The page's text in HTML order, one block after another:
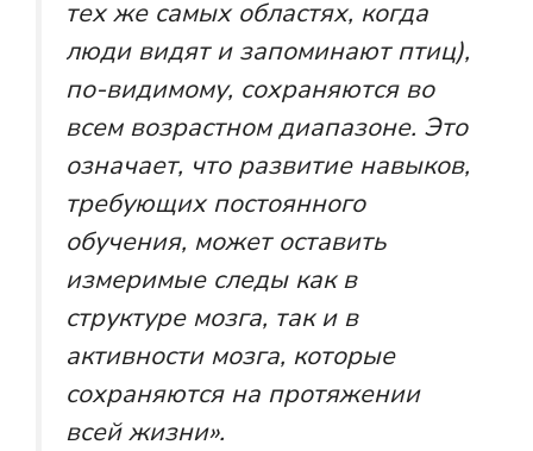
тех же самых областях, когда
люди видят и запоминают птиц),
по-видимому, сохраняются во
всем возрастном диапазоне. Это
означает, что развитие навыков,
требующих постоянного
обучения, может оставить
измеримые следы как в
структуре мозга, так и в
активности мозга, которые
сохраняются на протяжении
всей жизни».